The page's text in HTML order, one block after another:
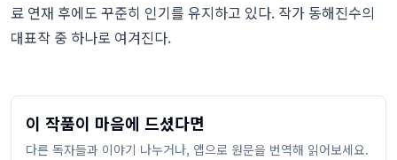
료 연재 후에도 꾸준히 인기를 유지하고 있다. 작가 동해진수의
대표작 중 하나로 여겨진다.
이 작품이 마음에 드셨다면
다른 독자들과 이야기 나누거나, 앱으로 원문을 번역해 읽어보세요.